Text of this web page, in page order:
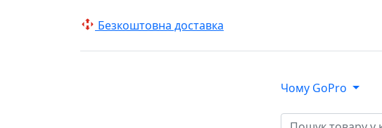
Безкоштовна доставка
Чому GoPro